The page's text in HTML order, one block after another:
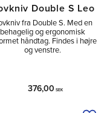
Double S Leo
fra Double S. Med en
behagelig og ergonomisk
håndtag. Findes i højre
og venstre.
376,00 SEK